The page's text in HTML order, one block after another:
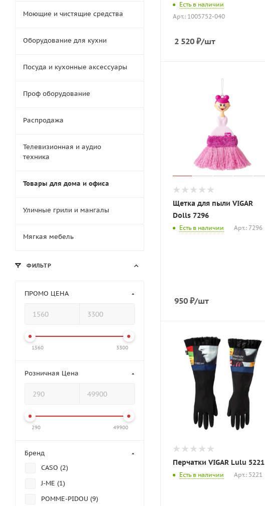
Есть в наличии
Арт.: 1005752-040
2 520 ₽/шт
Щетка для пыли VIGAR
Dolls 7296
Есть в наличии Арт.: 7296
950 ₽/шт
Перчатки VIGAR Lulu 5221
Есть в наличии Арт.: 5221
Моющие и чистящие средства
Оборудование для кухни
Посуда и кухонные аксессуары
Проф оборудование
Распродажа
Телевизионная и аудио
техника
Товары для дома и офиса
Уличные грили и мангалы
Мягкая мебель
ФИЛЬТР
ПРОМО ЦЕНА
1560 3300
Розничная Цена
290 49900
Бренд
CASO (2)
J-ME (1)
POMME-PIDOU (9)